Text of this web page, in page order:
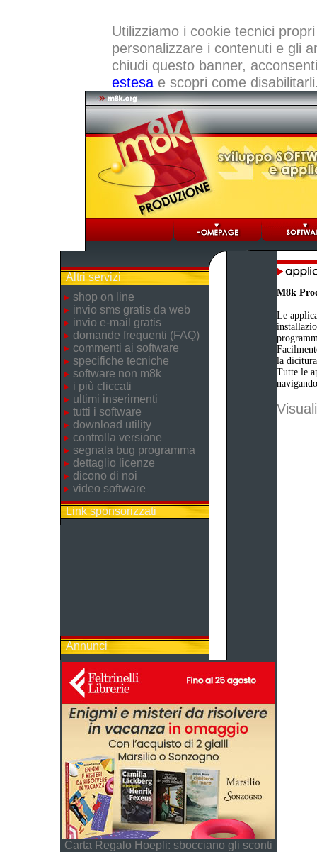
Utilizziamo i cookie tecnici
personalizzare i contenuti e gli
chiudi questo banner,
estesae scopri come
Altri servizi
shop on line
invio sms gratis da web
invio e-mail gratis
domande frequenti (FAQ)
commenti ai software
specifiche tecniche
software non m8k
i più cliccati
ultimi inserimenti
tutti i software
download utility
controlla versione
segnala bug programma
dettaglio licenze
dicono di noi
video software
Link sponsorizzati
Annunci
Carta Regalo Hoepli: sbocciano gli sconti
M8k
Le
la
Tutte le